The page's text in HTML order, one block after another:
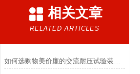
相关文章
RELATED ARTICLES